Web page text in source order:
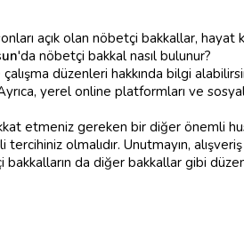
açık olan nöbetçi bakkallar, hayat
'da nöbetçi bakkal nasıl bulunur?
düzenleri hakkında bilgi
yerel online platformları ve
etmeniz gereken bir diğer önemli
tercihiniz olmalıdır. Unutmayın,
da diğer bakkallar gibi